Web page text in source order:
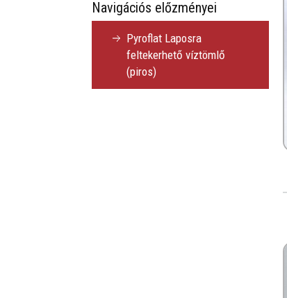
Navigációs előzményei
Pyroflat Laposra
feltekerhető víztömlő
(piros)